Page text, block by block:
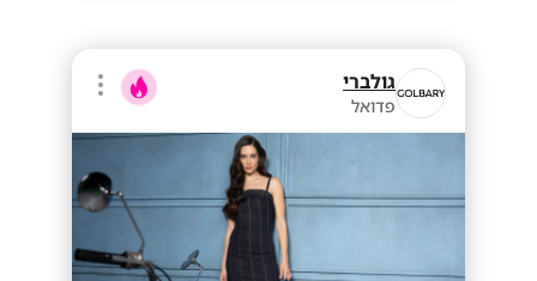
גולברי
פדואל